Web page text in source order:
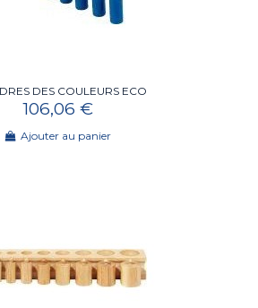
DES COULEURS ECO
106,06 €
Ajouter au panier